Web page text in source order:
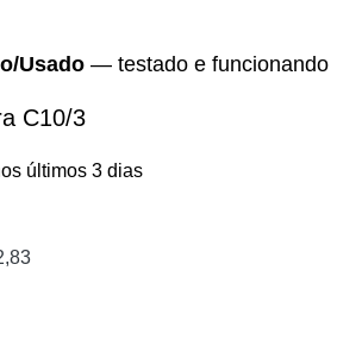
Usado — testado e funcionando
C10/3
últimos 3 dias